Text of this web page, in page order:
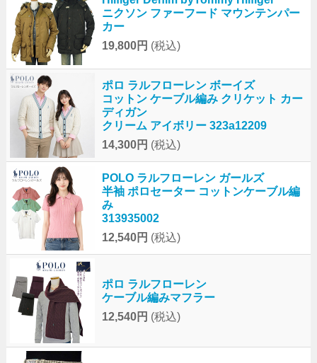
ニクソン ファーフード マウンテンパー
カー
19,800円 (税込)
ポロ ラルフローレン ボーイズ
コットン ケーブル編み クリケット カー
ディガン
クリーム アイボリー 323a12209
14,300円 (税込)
POLO ラルフローレン ガールズ
半袖 ポロセーター コットンケーブル編
み
313935002
12,540円 (税込)
ポロ ラルフローレン
ケーブル編みマフラー
12,540円 (税込)